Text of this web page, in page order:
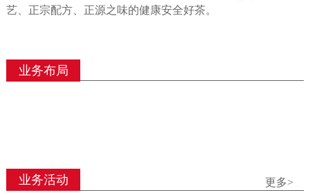
艺、正宗配方、正源之味的健康安全好茶。
业务布局
业务活动 更多>